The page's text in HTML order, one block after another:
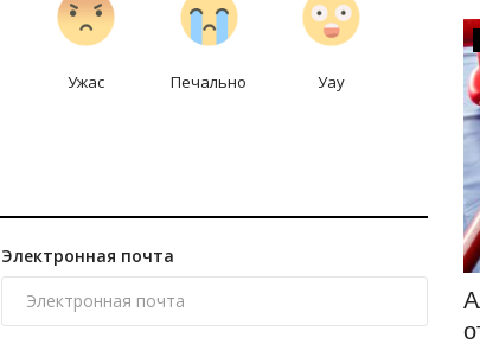
Ужас Печально Уау
Электронная почта
РАЗВЛЕЧЕНИЯ
Павлодарцев пригласили на встречу с
командой КВН